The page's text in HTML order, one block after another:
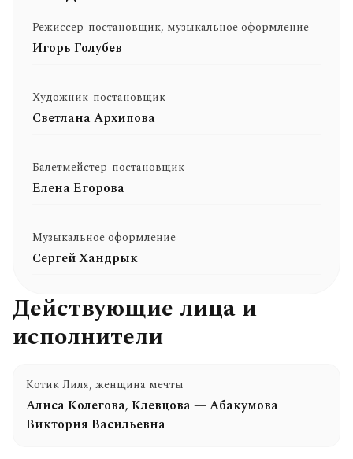
Режиссер-постановщик, музыкальное оформление
Игорь Голубев
Художник-постановщик
Светлана Архипова
Балетмейстер-постановщик
Елена Егорова
Музыкальное оформление
Сергей Хандрык
Действующие лица и
исполнители
Котик Лиля, женщина мечты
Алиса Колегова, Клевцова — Абакумова
Виктория Васильевна